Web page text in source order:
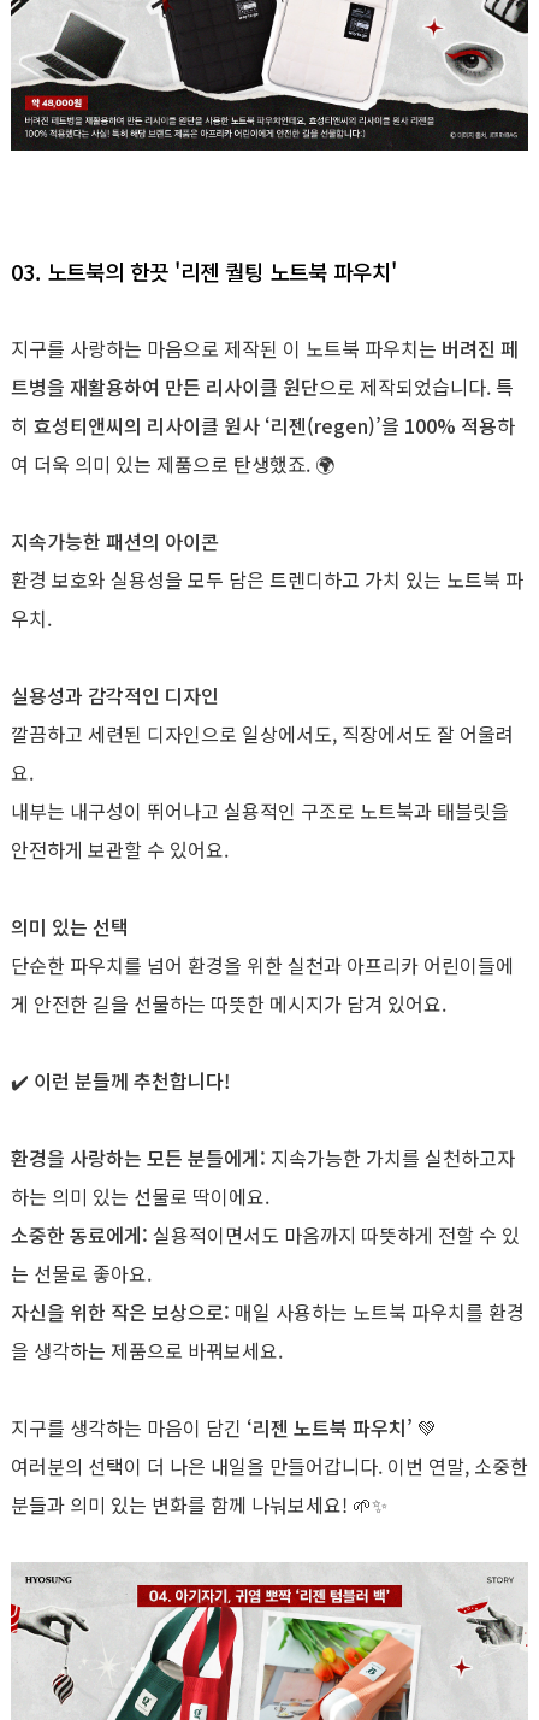
03. 노트북의 한끗 '리젠 퀄팅 노트북 파우치'
지구를 사랑하는 마음으로 제작된 이 노트북 파우치는 버려진 페
트병을 재활용하여 만든 리사이클 원단으로 제작되었습니다. 특
히 효성티앤씨의 리사이클 원사 ‘리젠(regen)’을 100% 적용하
여 더욱 의미 있는 제품으로 탄생했죠. 🌍
지속가능한 패션의 아이콘
환경 보호와 실용성을 모두 담은 트렌디하고 가치 있는 노트북 파
우치.
실용성과 감각적인 디자인
깔끔하고 세련된 디자인으로 일상에서도, 직장에서도 잘 어울려
요.
내부는 내구성이 뛰어나고 실용적인 구조로 노트북과 태블릿을
안전하게 보관할 수 있어요.
의미 있는 선택
단순한 파우치를 넘어 환경을 위한 실천과 아프리카 어린이들에
게 안전한 길을 선물하는 따뜻한 메시지가 담겨 있어요.
✔️ 이런 분들께 추천합니다!
환경을 사랑하는 모든 분들에게: 지속가능한 가치를 실천하고자
하는 의미 있는 선물로 딱이에요.
소중한 동료에게: 실용적이면서도 마음까지 따뜻하게 전할 수 있
는 선물로 좋아요.
자신을 위한 작은 보상으로: 매일 사용하는 노트북 파우치를 환경
을 생각하는 제품으로 바꿔보세요.
지구를 생각하는 마음이 담긴 ‘리젠 노트북 파우치’ 💚
여러분의 선택이 더 나은 내일을 만들어갑니다. 이번 연말, 소중한
분들과 의미 있는 변화를 함께 나눠보세요! 🌱✨